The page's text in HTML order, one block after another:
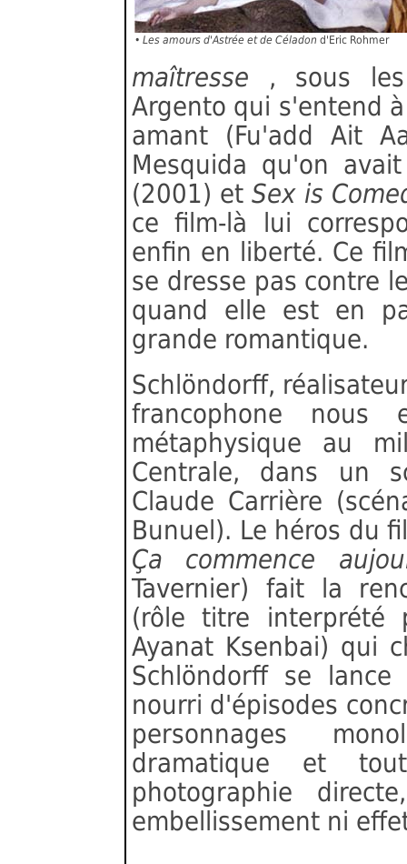
• Les amours d'Astrée et de Céladon d'Eric Rohmer
maîtresse
, sous
Argento qui s'entend
amant (Fu'add Ait
Mesquida qu'on
(2001) etSex is
ce film-là lui
enfin en liberté. Ce
se dresse pas contre
quand elle est en
grande romantique.
Schlöndorff,
francophone nous
métaphysique au
Centrale, dans un
Claude Carrière
Bunuel). Le héros du
Ça commence
Tavernier) fait la
(rôle titre interprété
Ayanat Ksenbai) qui
Schlöndorff se
nourri d'épisodes
personnages
dramatique et
photographie
embellissement ni